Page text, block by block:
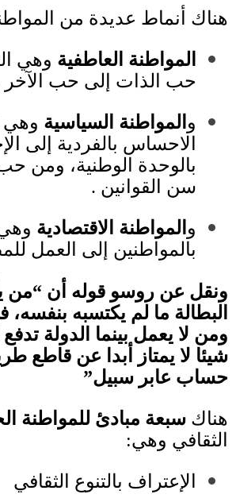
هناك أنماط عديدة من
المواطنة العاطفية وهي
حب الذات إلى حب
و المواطنة السياسية وهي
الاحساس بالفردية إلى
بالوحدة الوطنية، ومن
سن القوانين .
و المواطنة الاقتصادية
بالمواطنين إلى العمل
ونقل عن روسو قوله أن “من
البطالة ما لم يكتسبه بنفسه،
ومن لا يعمل بينما الدولة
شيئا لا يمتاز أبدا عن قاطع
حساب عابر سبيل”
هناك سبعة مبادئ للمواطنة
الثقافي وهي:
الإعتراف بالتنوع الثقافي